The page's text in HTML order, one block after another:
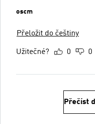
oscm
Přeložit do češtiny
Užitečné? 0 0
Přečíst